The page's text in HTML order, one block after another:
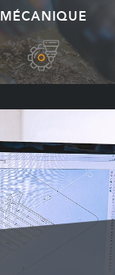
MÉCANIQUE